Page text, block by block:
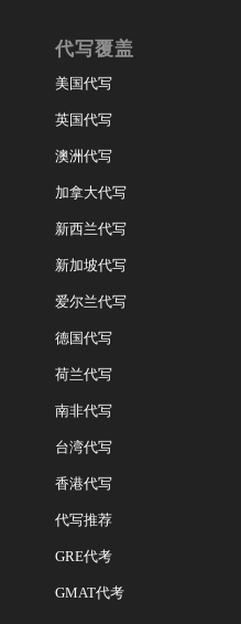
代写覆盖
美国代写
英国代写
澳洲代写
加拿大代写
新西兰代写
新加坡代写
爱尔兰代写
德国代写
荷兰代写
南非代写
台湾代写
香港代写
代写推荐
GRE代考
GMAT代考